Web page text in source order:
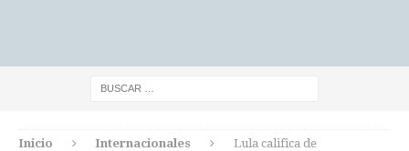
Inicio Internacionales
Lula califica de